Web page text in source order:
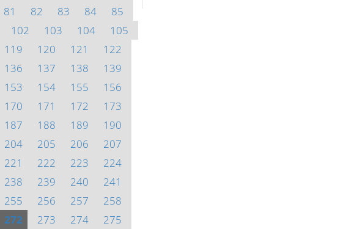
81 82 83 84
85
102 103 104
105
119 120 121
122
136 137 138
139
153 154 155
156
170 171 172
173
187 188 189
190
204 205 206
207
221 222 223
224
238 239 240
241
255 256 257
258
272 273 274 275